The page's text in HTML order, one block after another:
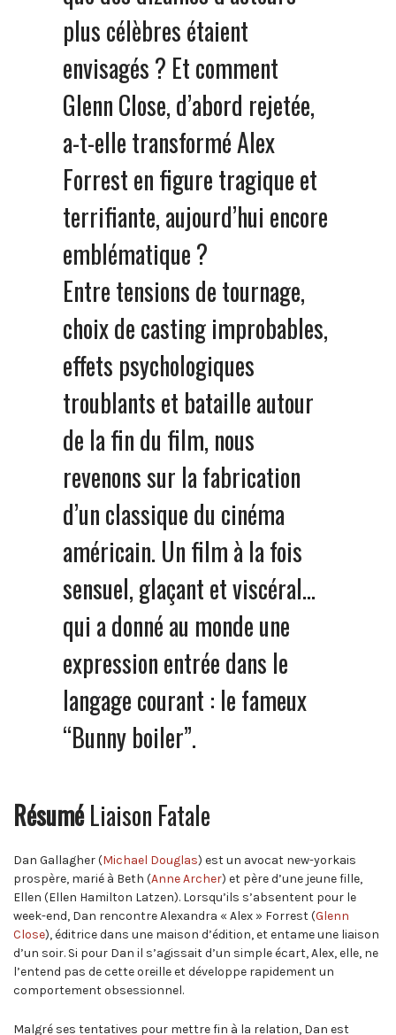
plus célèbres étaient
envisagés ? Et comment
Glenn Close, d’abord rejetée,
a-t-elle transformé Alex
Forrest en figure tragique et
terrifiante, aujourd’hui encore
emblématique ?
Entre tensions de tournage,
choix de casting improbables,
effets psychologiques
troublants et bataille autour
de la fin du film, nous
revenons sur la fabrication
d’un classique du cinéma
américain. Un film à la fois
sensuel, glaçant et viscéral…
qui a donné au monde une
expression entrée dans le
langage courant : le fameux
“Bunny boiler”.
RésuméLiaison Fatale
Dan Gallagher (Michael Douglas) est un avocat new-yorkais
prospère, marié à Beth (Anne Archer) et père d’une jeune fille,
Ellen (Ellen Hamilton Latzen). Lorsqu’ils s’absentent pour le
week-end, Dan rencontre Alexandra « Alex » Forrest (Glenn
Close), éditrice dans une maison d’édition, et entame une liaison
d’un soir. Si pour Dan il s’agissait d’un simple écart, Alex, elle, ne
l’entend pas de cette oreille et développe rapidement un
comportement obsessionnel.
Malgré ses tentatives pour mettre fin à la relation, Dan est